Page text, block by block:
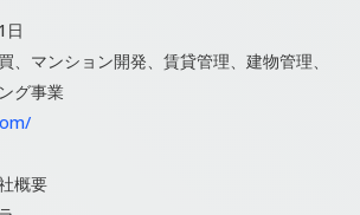
日
、マンション開発、賃貸管理、建物管理、
グ事業
概要